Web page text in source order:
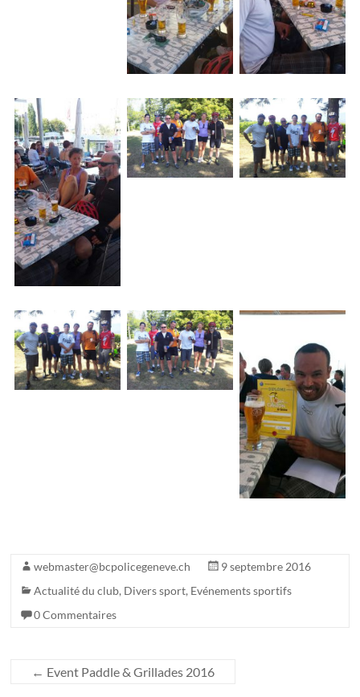
webmaster@bcpolicegeneve.ch
9 septembre 2016
Actualité du club, Divers sport, Evénements sportifs
0 Commentaires
← Event Paddle & Grillades 2016